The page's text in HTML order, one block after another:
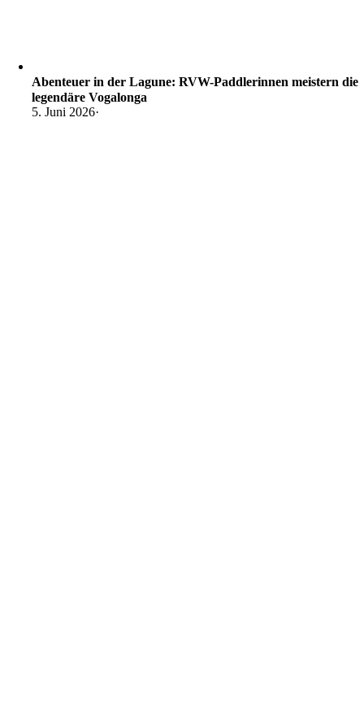
Abenteuer in der Lagune: RVW-Paddlerinnen meistern die
legendäre Vogalonga
5. Juni 2026·